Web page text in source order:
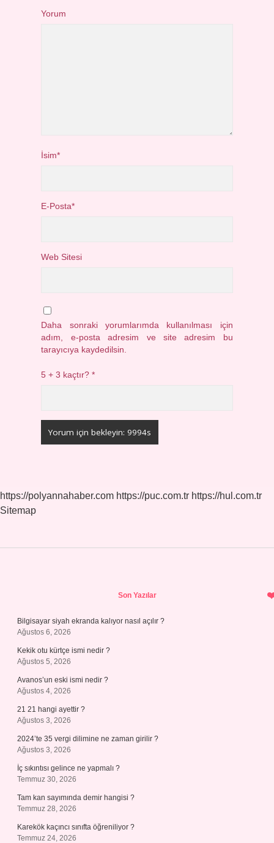
Yorum
İsim*
E-Posta*
Web Sitesi
Daha sonraki yorumlarımda kullanılması için
adım, e-posta adresim ve site adresim bu
tarayıcıya kaydedilsin.
5 + 3 kaçtır?*
https://polyannahaber.com https://puc.com.tr https://hul.com.tr
Sitemap
Son Yazılar
Bilgisayar siyah ekranda kalıyor nasıl açılır ?
Ağustos 6, 2026
Kekik otu kürtçe ismi nedir ?
Ağustos 5, 2026
Avanos’un eski ismi nedir ?
Ağustos 4, 2026
21 21 hangi ayettir ?
Ağustos 3, 2026
2024’te 35 vergi dilimine ne zaman girilir ?
Ağustos 3, 2026
İç sıkıntısı gelince ne yapmalı ?
Temmuz 30, 2026
Tam kan sayımında demir hangisi ?
Temmuz 28, 2026
Karekök kaçıncı sınıfta öğreniliyor ?
Temmuz 24, 2026